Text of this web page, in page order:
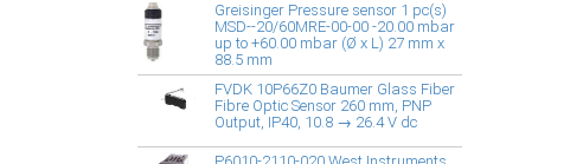
Greisinger Pressure sensor 1 pc(s)
MSD--20/60MRE-00-00 -20.00 mbar
up to +60.00 mbar (Ø x L) 27 mm x
88.5 mm
FVDK 10P66Z0 Baumer Glass Fiber
Fibre Optic Sensor 260 mm, PNP
Output, IP40, 10.8 → 26.4 V dc